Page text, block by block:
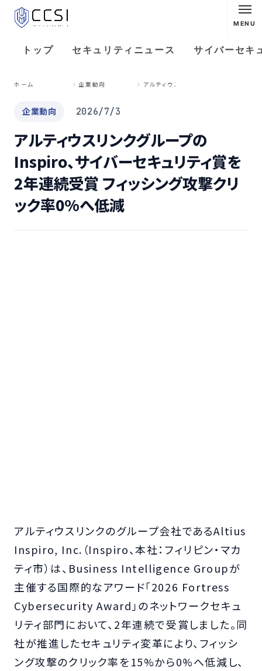
MENU
トップ セキュリティニュース サイバーセキ
ホーム 企業動向
企業動向 2026/7/3
アルティウスリンクグループの
Inspiro、サイバーセキュリティ賞を
2年連続受賞 フィッシング攻撃クリ
ック率0%へ低減
アルティウスリンクのグループ会社であるAltius
Inspiro, Inc.（Inspiro、本社：フィリピン・マカ
ティ市）は、Business Intelligence Groupが
主催する国際的なアワード「2026 Fortress
Cybersecurity Award」のネットワークセキュ
リティ部門において、2年連続で受賞しました。同
社が推進したセキュリティ変革により、フィッシ
ング攻撃のクリック率を15%から0%へ低減し、